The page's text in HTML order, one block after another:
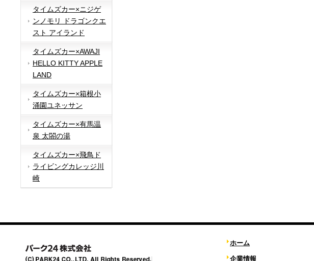
タイムズカー×ニジゲ
ンノモリ ドラゴンクエ
スト アイランド
タイムズカー×AWAJI
HELLO KITTY APPLE
LAND
タイムズカー×箱根小
涌園ユネッサン
タイムズカー×有馬温
泉 太閤の湯
タイムズカー×飛鳥ド
ライビングカレッジ川
崎
ホーム
企業情報